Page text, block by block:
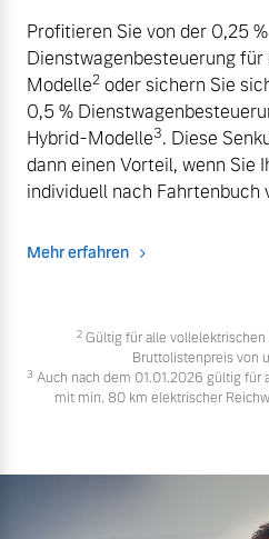
Profitieren Sie von der 0,25 %
Dienstwagenbesteuerung
Modelle2 oder sichern Sie
0,5 %
Hybrid-Modelle3. Diese
dann einen Vorteil, wenn Sie
individuell nach Fahrtenbuch
Mehr erfahren
2 Gültig für alle
Bruttolistenpreis von
3 Auch nach dem 01.01.2026 gültig
mit min. 80 km elektrischer